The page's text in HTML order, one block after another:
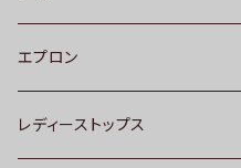
エプロン
レディーストップス